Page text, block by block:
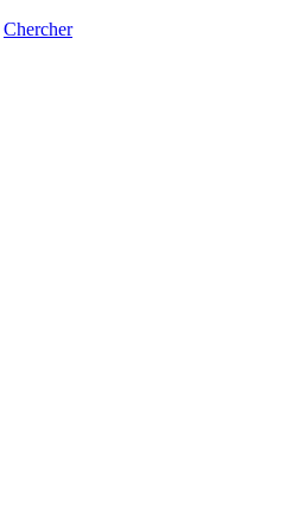
Chercher